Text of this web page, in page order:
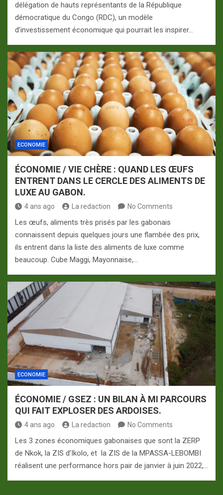
délégation de hauts représentants de la République
démocratique du Congo (RDC), un modèle
d’investissement économique qui pourrait les inspirer…
ECONOMIE
ÉCONOMIE / VIE CHÈRE : QUAND LES ŒUFS
ENTRENT DANS LE CERCLE DES ALIMENTS DE
LUXE AU GABON.
4 ans ago La redaction No Comments
Les œufs, aliments très prisés par les gabonais
connaissent depuis quelques jours une flambée des prix,
ils entrent dans la liste des aliments de luxe comme
beaucoup. Cube Maggi, Mayonnaise,…
ECONOMIE
ÉCONOMIE / GSEZ : UN BILAN À MI PARCOURS
QUI FAIT EXPLOSER DES ARDOISES.
4 ans ago La redaction No Comments
Les 3 zones économiques gabonaises que sont la ZERP
de Nkok, la ZIS d’Ikolo, et la ZIS de la MPASSA-LEBOMBI
réalisent une performance hors pair de janvier à juin 2022,…